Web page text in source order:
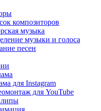
композиторов
музыка
музыки и голоса
песен
для Instagram
для YouTube